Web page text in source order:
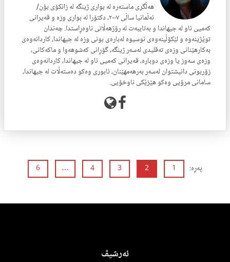
هەڵگری ماستەرە لە بواری ژینگە لە زانکۆی بۆن/
ئەڵمانیا ساڵی ٢٠٠٧، دکتۆرا لە بواری وزە و قەیرانی
کەمیی ئاو لە جیهاندا و بەتایبەت لە رۆژهەڵاتی ناوەڕاستدا. چەندان
توێژینەوە و لێکۆڵینەوەی نوسیوە لەبارەی بونی وزە لە جیهاندا، کاردانەوەی
بەکارهێنانی وزەی تەقلیدی لەسەر ژینگە، گۆڕانی کەشوهەوا و ماکەکانی،
وزەی سەوز یا وزەی دوبارە، قەیرانی کەمیی ئاو لە جیهاندا، کاردانەوەی
زۆربونی دانیشتوان لەسەر بەرهەمهێنان، ئابوری وەکو دەستەڵات لە جیهاندا،
سامانی مرۆیی وەکو هێزێکی ناوخۆیی.
پەڕە: 1
2
3
4
…
6
ئەرشیڤ